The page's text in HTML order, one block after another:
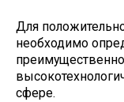
Для
необходимо
сфере.